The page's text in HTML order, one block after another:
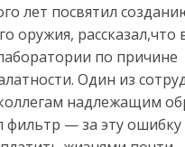
лет посвятил
оружия, рассказал,что
по причине
Один из
надлежащим
фильтр — за эту ошибку